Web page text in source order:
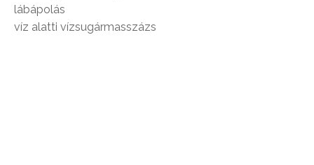
lábápolás
víz alatti vízsugármasszázs